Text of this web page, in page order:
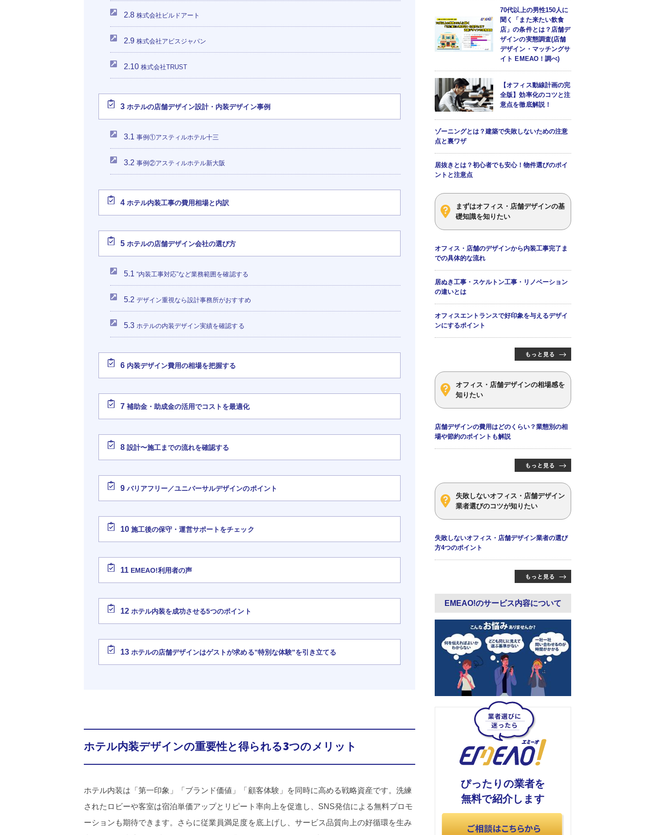
2.8 株式会社ビルドアート
2.9 株式会社アビスジャパン
2.10 株式会社TRUST
3 ホテルの店舗デザイン設計・内装デザイン事例
3.1 事例①アスティルホテル十三
3.2 事例②アスティルホテル新大阪
4 ホテル内装工事の費用相場と内訳
5 ホテルの店舗デザイン会社の選び方
5.1 “内装工事対応”など業務範囲を確認する
5.2 デザイン重視なら設計事務所がおすすめ
5.3 ホテルの内装デザイン実績を確認する
6 内装デザイン費用の相場を把握する
7 補助金・助成金の活用でコストを最適化
8 設計〜施工までの流れを確認する
9 バリアフリー／ユニバーサルデザインのポイント
10 施工後の保守・運営サポートをチェック
11 EMEAO!利用者の声
12 ホテル内装を成功させる5つのポイント
13 ホテルの店舗デザインはゲストが求める”特別な体験”を引き立てる
ホテル内装デザインの重要性と得られる3つのメリット
ホテル内装は「第一印象」「ブランド価値」「顧客体験」を同時に高める戦略資産です。洗練
されたロビーや客室は宿泊単価アップとリピート率向上を促進し、SNS発信による無料プロモ
ーションも期待できます。さらに従業員満足度を底上げし、サービス品質向上の好循環を生み
70代以上の男性150人に
聞く「また来たい飲食
店」の条件とは？店舗デ
ザインの実態調査(店舗
デザイン・マッチングサ
イト EMEAO！調べ)
【オフィス動線計画の完
全版】効率化のコツと注
意点を徹底解説！
ゾーニングとは？建築で失敗しないための注意
点と裏ワザ
居抜きとは？初心者でも安心！物件選びのポイ
ントと注意点
まずはオフィス・店舗デザインの基
礎知識を知りたい
オフィス・店舗のデザインから内装工事完了ま
での具体的な流れ
居ぬき工事・スケルトン工事・リノベーション
の違いとは
オフィスエントランスで好印象を与えるデザイ
ンにするポイント
オフィス・店舗デザインの相場感を
知りたい
店舗デザインの費用はどのくらい？業態別の相
場や節約のポイントも解説
失敗しないオフィス・店舗デザイン
業者選びのコツが知りたい
失敗しないオフィス・店舗デザイン業者の選び
方4つのポイント
EMEAO!のサービス内容について
ぴったりの業者を
無料で紹介します